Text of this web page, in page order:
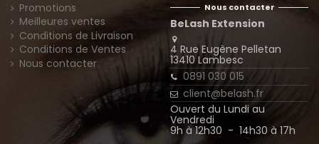
Promotions
Meilleures ventes
Conditions de Livraison
Conditions de Ventes
Nous contacter
Nous contacter
BeLash Extension
4 Rue Eugène Pelletan
13410 Lambesc
0891 030 015
client@belash.fr
Ouvert du Lundi au
Vendredi
9h à 12h30 - 14h30 à 17h